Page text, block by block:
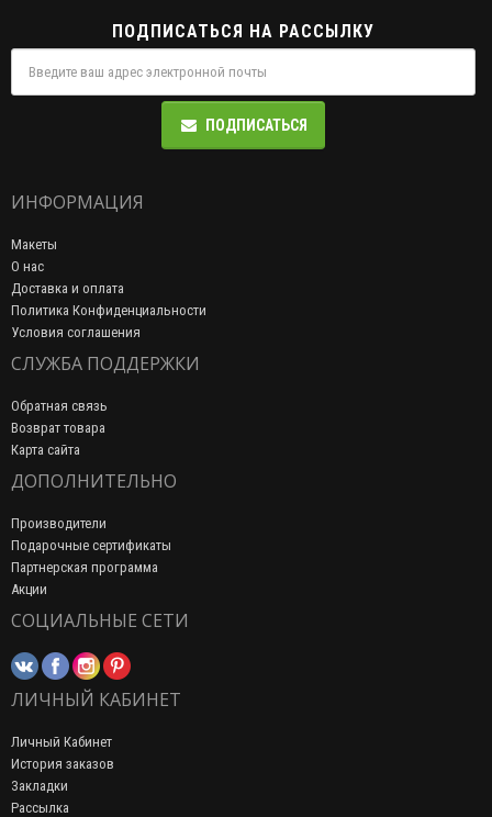
ПОДПИСАТЬСЯ НА РАССЫЛКУ
ПОДПИСАТЬСЯ
ИНФОРМАЦИЯ
Макеты
О нас
Доставка и оплата
Политика Конфиденциальности
Условия соглашения
СЛУЖБА ПОДДЕРЖКИ
Обратная связь
Возврат товара
Карта сайта
ДОПОЛНИТЕЛЬНО
Производители
Подарочные сертификаты
Партнерская программа
Акции
СОЦИАЛЬНЫЕ СЕТИ
ЛИЧНЫЙ КАБИНЕТ
Личный Кабинет
История заказов
Закладки
Рассылка